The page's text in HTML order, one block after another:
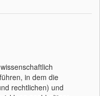
in dem die
rechtlichen) und